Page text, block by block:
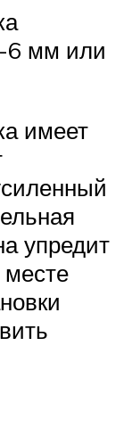
6 мм или
имеет
упредит